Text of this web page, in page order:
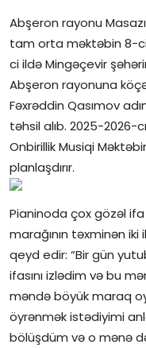
Abşeron rayonu
tam orta məktəbin 8-ci
ci ildə Mingəçevir
Abşeron rayonuna
Fəxrəddin Qasımov
təhsil alıb. 2025-2026-
Onbirillik Musiqi
planlaşdırır.
Pianinoda çox gözəl
marağının təxminən iki
qeyd edir: “Bir gün
ifasını izlədim və bu
məndə böyük maraq
öyrənmək istədiyimi
bölüşdüm və o mənə